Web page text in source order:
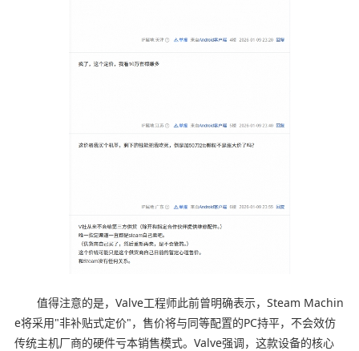
值得注意的是，Valve工程师此前曾明确表示，Steam Machin
e将采用"非补贴式定价"，售价将与同等配置的PC持平，不会效仿
传统主机厂商的硬件亏本销售模式。Valve强调，这款设备的核心